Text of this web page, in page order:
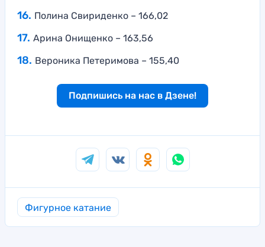
Полина Свириденко – 166,02
Арина Онищенко – 163,56
Вероника Петеримова – 155,40
Подпишись на нас в Дзене!
Фигурное катание